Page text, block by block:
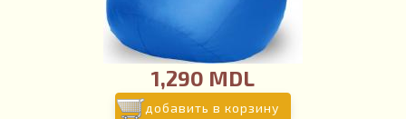
1,290 MDL
добавить в корзину